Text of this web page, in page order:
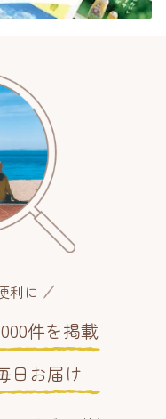
利に
件を掲載
日お届け